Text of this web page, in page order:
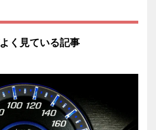
く見ている記事